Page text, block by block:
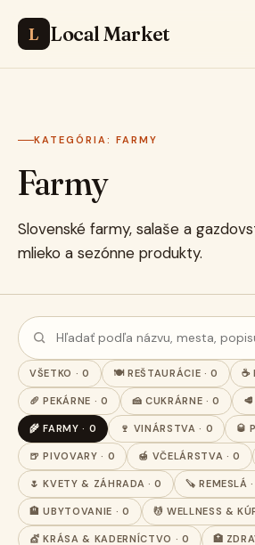
L Local Market
KATEGÓRIA: FARMY
Farmy
Slovenské farmy, salaše a
mlieko a sezónne produkty.
VŠETKO · 0 🍽️ REŠTAURÁCIE · 0 ☕
🥖 PEKÁRNE · 0 🍰 CUKRÁRNE · 0
🌾 FARMY · 0 🍷 VINÁRSTVA · 0 🥃
🍺 PIVOVARY · 0 🍯 VČELÁRSTVA · 0
🌷 KVETY & ZÁHRADA · 0 🪚 REMESLÁ
🏨 UBYTOVANIE · 0 💆 WELLNESS &
💇 KRÁSA & KADERNÍCTVO · 0 🏥